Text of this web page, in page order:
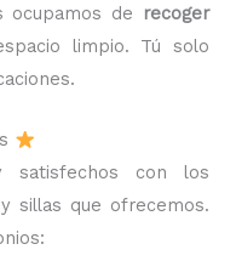
ocupamos de
recoger
limpio. Tú solo
satisfechos con los
sillas que ofrecemos.